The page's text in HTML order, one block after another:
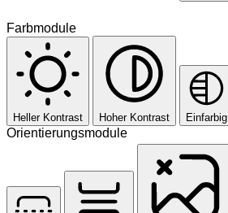
Farbmodule
Heller Kontrast Hoher Kontrast Einfarbig
Orientierungsmodule